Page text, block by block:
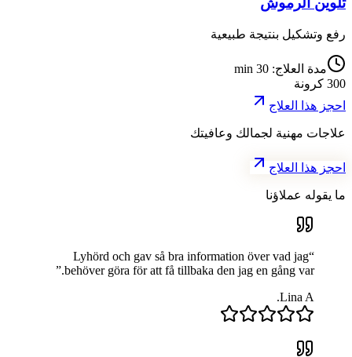
رفع وتشكيل بنتيجة طبيعية
مدة العلاج:
30 min
300 كرونة
احجز هذا العلاج
علاجات مهنية لجمالك وعافيتك
احجز هذا العلاج
ما يقوله عملاؤنا
“
Lyhörd och gav så bra information över vad jag
behöver göra för att få tillbaka den jag en gång var.
”
Lina A.